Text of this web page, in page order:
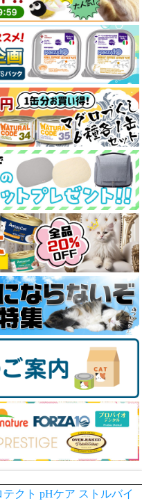
クト pHケア ストルバイ